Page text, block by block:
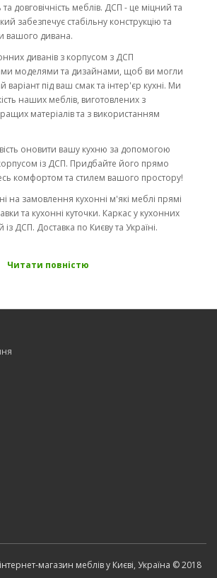
та довговічність меблів. ДСП - це міцний та
забезпечує стабільну конструкцію та
вашого дивана.
диванів з корпусом з ДСП
моделями та дизайнами, щоб ви могли
під ваш смак та інтер'єр кухні. Ми
наших меблів, виготовлених з
матеріалів та з використанням
оновити вашу кухню за допомогою
із ДСП. Придбайте його прямо
комфортом та стилем вашого простору!
на замовлення кухонні м'які меблі прямі
та кухонні куточки. Каркас у кухонних
із ДСП. Доставка по Києву та Україні.
Читати повністю
магазин меблів у Києві, Україна © 2018